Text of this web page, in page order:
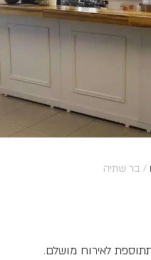
/ בר שתיה
לאירוח מושלם.